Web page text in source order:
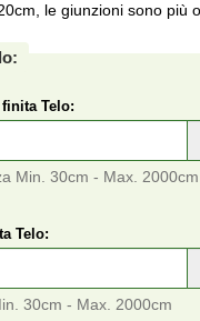
le giunzioni sono più
Telo:
Min. 30cm - Max. 2000cm
Telo:
30cm - Max. 2000cm